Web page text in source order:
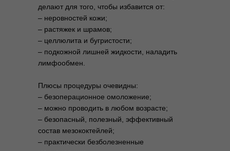
делают для того, чтобы избавится от:
– неровностей кожи;
– растяжек и шрамов;
– целлюлита и бугристости;
– подкожной лишней жидкости, наладить
лимфообмен.
Плюсы процедуры очевидны:
– безоперационное омоложение;
– можно проводить в любом возрасте;
– безопасный, полезный, эффективный
состав мезококтейлей;
– практически безболезненные